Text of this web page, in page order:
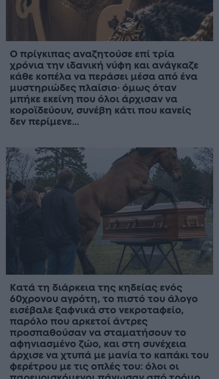
Ο πρίγκιπας αναζητούσε επί τρία
χρόνια την ιδανική νύφη και ανάγκαζε
κάθε κοπέλα να περάσει μέσα από ένα
μυστηριώδες πλαίσιο· όμως όταν
μπήκε εκείνη που όλοι άρχισαν να
κοροϊδεύουν, συνέβη κάτι που κανείς
δεν περίμενε…
Κατά τη διάρκεια της κηδείας ενός
60χρονου αγρότη, το πιστό του άλογο
εισέβαλε ξαφνικά στο νεκροταφείο,
παρόλο που αρκετοί άντρες
προσπαθούσαν να σταματήσουν το
αφηνιασμένο ζώο, και στη συνέχεια
άρχισε να χτυπά με μανία το καπάκι του
φερέτρου με τις οπλές του: όλοι οι